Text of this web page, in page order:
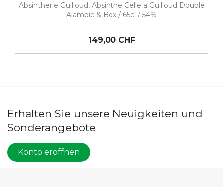
Absintherie Guilloud, Absinthe Celle a Guilloud Double
Alambic & Box / 65cl / 54%
149,00 CHF
Erhalten Sie unsere Neuigkeiten und
Sonderangebote
Konto eröffnen